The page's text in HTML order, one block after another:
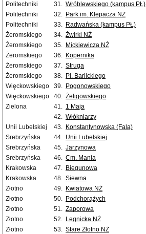
Politechniki
31. Wróblewskiego (kampus PŁ)
Politechniki
32. Park im. Klepacza NŻ
Politechniki
33. Radwańska (kampus PŁ)
Żeromskiego
34. Żwirki NŻ
Żeromskiego
35. Mickiewicza NŻ
Żeromskiego
36. Kopernika
Żeromskiego
37. Struga
Żeromskiego
38. Pl. Barlickiego
Więckowskiego
39. Pogonowskiego
Więckowskiego
40. Żeligowskiego
Zielona
41. 1 Maja
42. Włókniarzy
Unii Lubelskiej
43. Konstantynowska (Fala)
Srebrzyńska
44. Unii Lubelskiej
Srebrzyńska
45. Jarzynowa
Srebrzyńska
46. Cm. Mania
Krakowska
47. Biegunowa
Krakowska
48. Siewna
Złotno
49. Kwiatowa NŻ
Złotno
50. Podchorążych
Złotno
51. Zaporowa
Złotno
52. Legnicka NŻ
Złotno
53. Stare Złotno NŻ